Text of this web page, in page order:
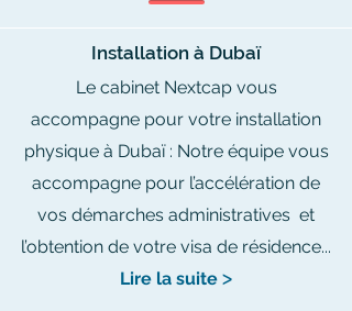
Installation à Dubaï
Le cabinet Nextcap vous
accompagne pour votre installation
physique à Dubaï : Notre équipe vous
accompagne pour l’accélération de
vos démarches administratives et
l’obtention de votre visa de résidence...
Lire la suite ᐳ